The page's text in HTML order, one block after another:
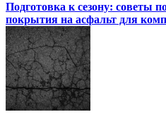
Подготовка к сезону: советы
покрытия на асфальт для